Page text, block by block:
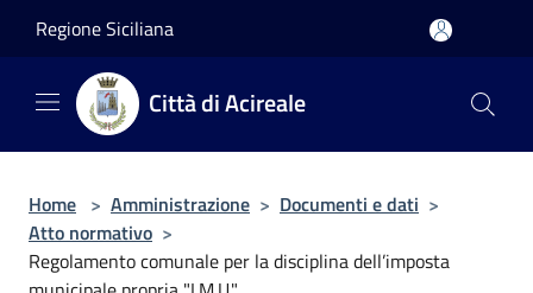
Regione Siciliana
Città di Acireale
Home > Amministrazione > Documenti e dati >
Atto normativo >
Regolamento comunale per la disciplina dell’imposta